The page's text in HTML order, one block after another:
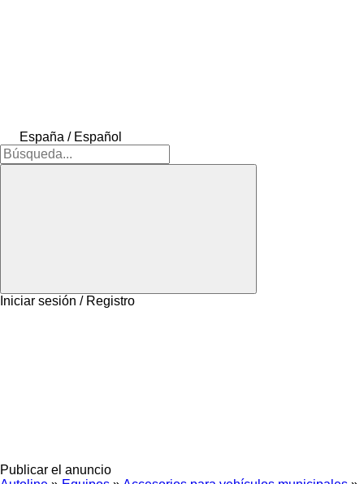
España / Español
Iniciar sesión / Registro
Publicar el anuncio